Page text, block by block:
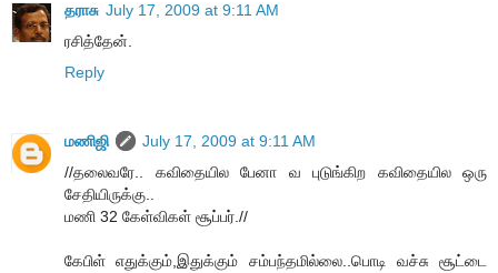
தராசு July 17, 2009 at 9:11 AM
ரசித்தேன்.
Reply
மணிஜி
July 17, 2009 at 9:11 AM
//தலைவரே.. கவிதையில பேனா வ புடுங்கிற கவிதையில ஒரு
சேதியிருக்கு..
மணி 32 கேள்விகள் சூப்பர்.//
கேபிள் எதுக்கும்,இதுக்கும் சம்பந்தமில்லை..பொடி வச்சு சூட்டை